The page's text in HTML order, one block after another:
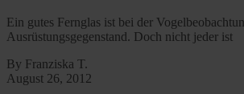
Ein gutes Fernglas ist bei der
Ausrüstungsgegenstand. Doch nicht jeder ist
By Franziska T.
August 26, 2012